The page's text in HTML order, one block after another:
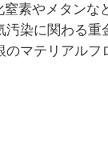
素やメタンな
染に関わる重
マテリアルフ